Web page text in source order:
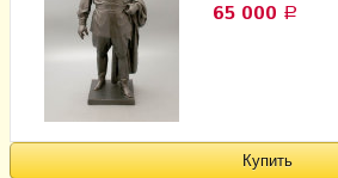
65 000 Р